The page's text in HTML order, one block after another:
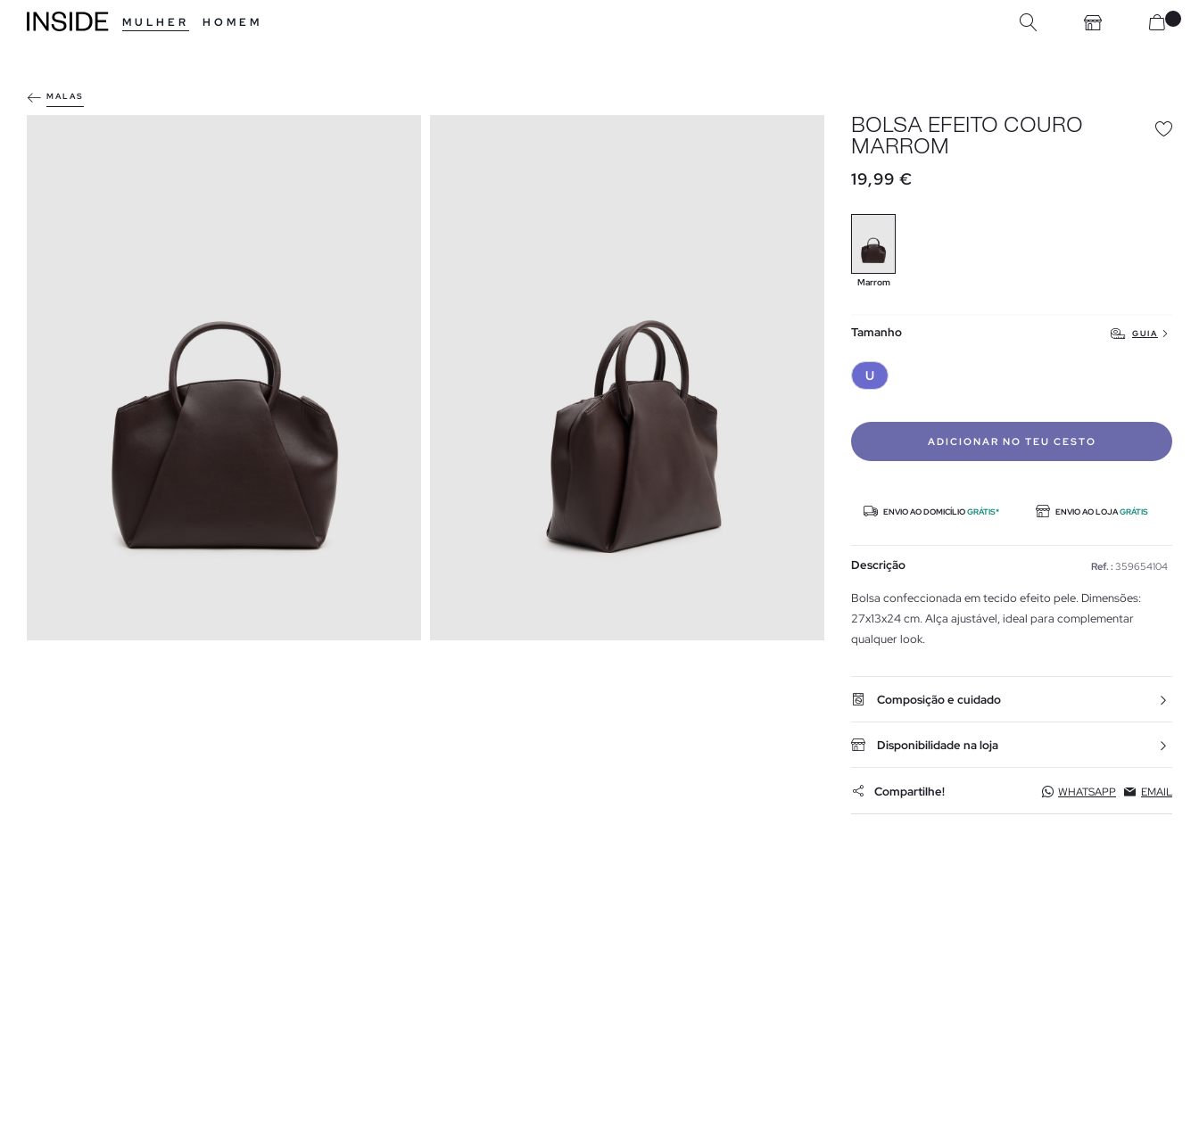
MULHER HOMEM
MALAS
BOLSA EFEITO COURO
MARROM
19,99 €
Marrom
Tamanho GUIA
U
ADICIONAR NO TEU CESTO
ENVIO AO DOMICÍLIOGRÁTIS* ENVIO AO LOJAGRÁTIS
Descrição Ref. : 359654104
Bolsa confeccionada em tecido efeito pele. Dimensões:
27x13x24 cm. Alça ajustável, ideal para complementar
qualquer look.
Composição e cuidado
Disponibilidade na loja
Compartilhe! WHATSAPP EMAIL